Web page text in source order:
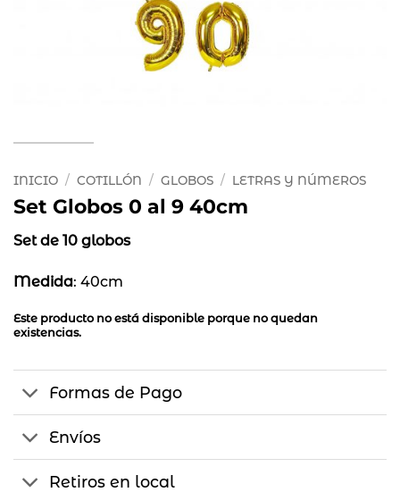
INICIO / COTILLÓN / GLOBOS / LETRAS Y NÚMEROS
Set Globos 0 al 9 40cm
Set de 10 globos
Medida: 40cm
Este producto no está disponible porque no quedan
existencias.
Formas de Pago
Envíos
Retiros en local